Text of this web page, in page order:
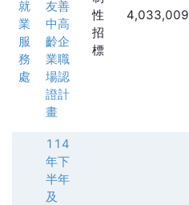
就
業
服
務
處
友善
中高
齡企
業職
場認
證計
畫
性
招
標
4,033,009
114
年下
半年
及